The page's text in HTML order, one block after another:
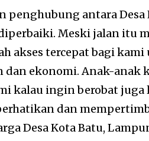
penghubung antara Desa
Meski jalan itu
akses tercepat bagi
dan ekonomi. Anak-anak
kalau ingin berobat juga
dan
Desa Kota Batu,